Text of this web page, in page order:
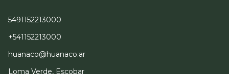
5491152213000
+541152213000
huanaco@huanaco.ar
Loma Verde, Escobar